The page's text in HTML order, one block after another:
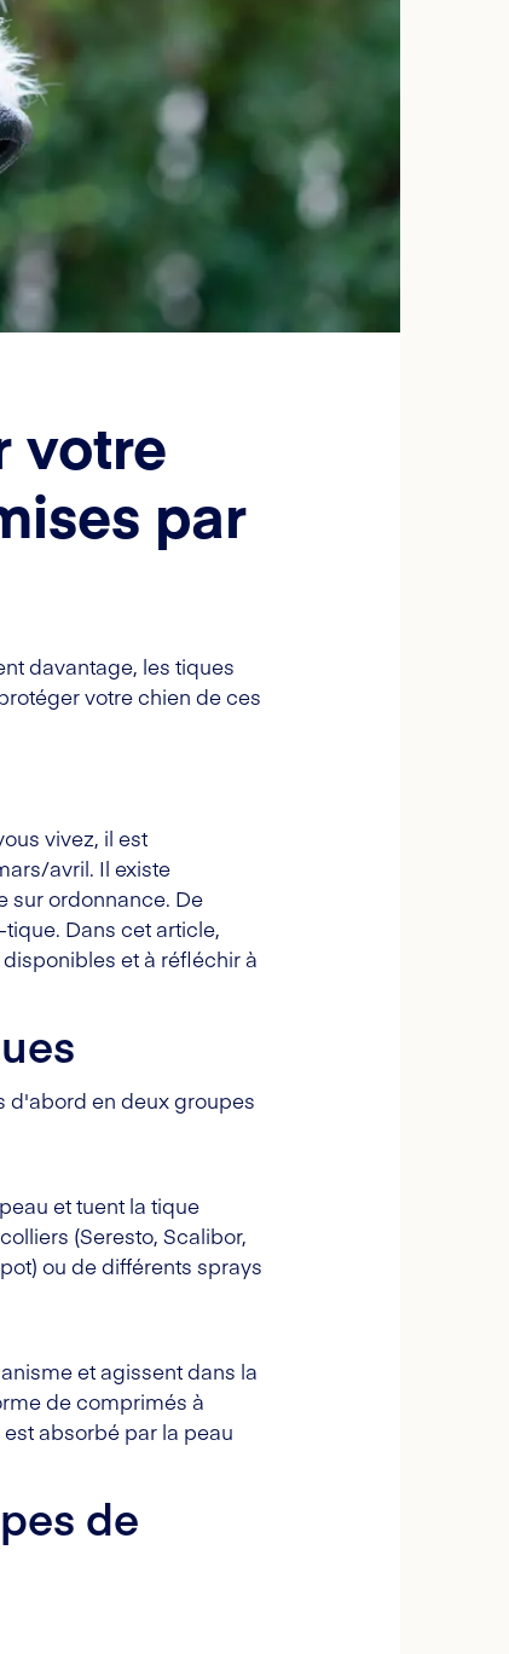
votre
par
davantage, les tiques
votre chien de ces
vivez, il est
avril. Il existe
sur ordonnance. De
Dans cet article,
et à réfléchir à
d'abord en deux groupes
et tuent la tique
(Seresto, Scalibor,
ou de différents sprays
et agissent dans la
de comprimés à
absorbé par la peau
de